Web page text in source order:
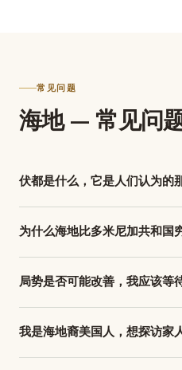
常见问题
海地 — 常见问
伏都是什么，它是人们认为的
天主教元素在圣多明各（殖民
而兴起的宗教。它是一个活的
神学、宇宙观、祭司、仪式和
月Bois-Caïman的伏都仪式引
是什么 — 僵尸、伏都娃娃、黑
为什么海地比多米尼加共和国
两国任何固有事物无关。法国
削是加勒比最激烈的 — 该殖民
咖啡，在被奴役非洲人劳动下
局势是否可能改善，我应该等
尼亚领导的多国安全支持使命
响。海地公民社会、私营部门
我是海地裔美国人，想探访家